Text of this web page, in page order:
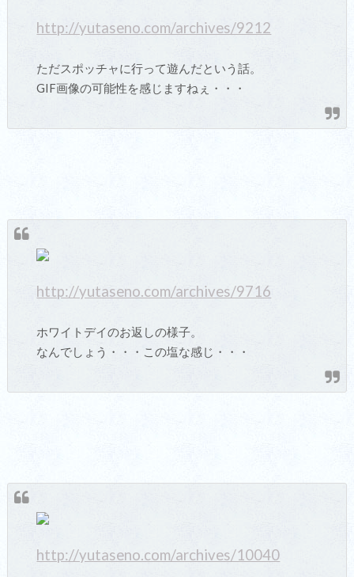
http://yutaseno.com/archives/9212
ただスポッチャに行って遊んだという話。
GIF画像の可能性を感じますねぇ・・・
http://yutaseno.com/archives/9716
ホワイトデイのお返しの様子。
なんでしょう・・・この塩な感じ・・・
http://yutaseno.com/archives/10040